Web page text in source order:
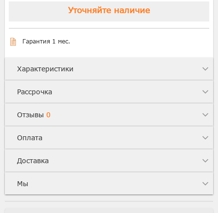
Уточняйте наличие
Гарантия 1 мес.
Характеристики
Рассрочка
Отзывы 0
Оплата
Доставка
Мы